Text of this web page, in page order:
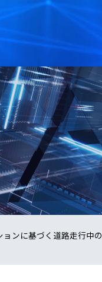
ンに基づく道路走行中